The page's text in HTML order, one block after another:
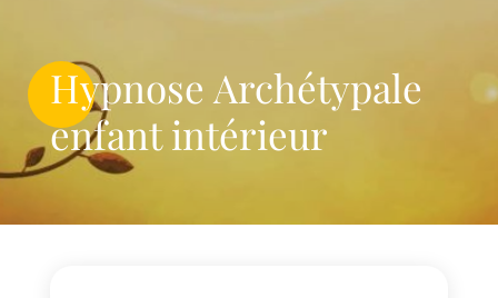
Hypnose Archétypale
enfant intérieur